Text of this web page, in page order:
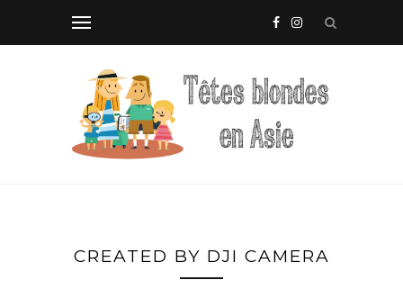
CREATED BY DJI CAMERA